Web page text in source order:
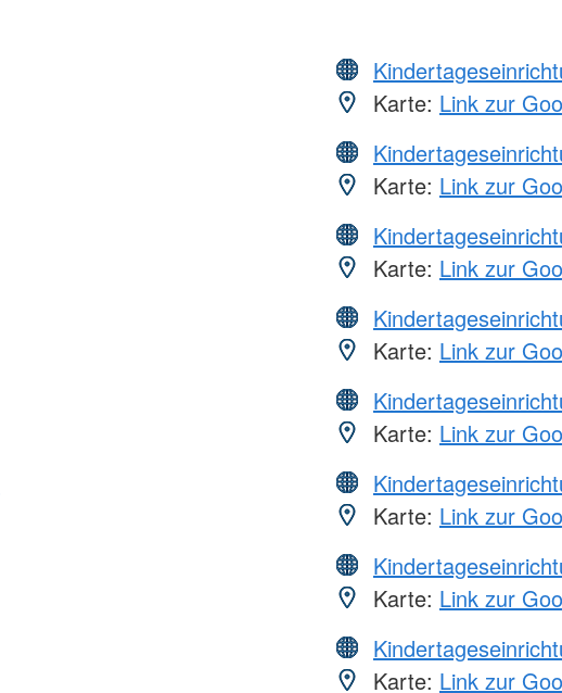
Karte: Link zur
Karte: Link zur
Karte: Link zur
Karte: Link zur
Karte: Link zur
Karte: Link zur
Karte: Link zur
Karte: Link zur